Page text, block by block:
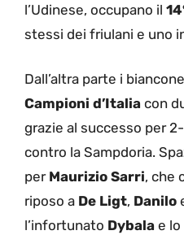
l’Udinese, occupano il
stessi dei friulani e uno
Dall’altra parte i
Campioni d’Italia con
grazie al successo per
contro la Sampdoria.
per Maurizio Sarri, che
riposo a De Ligt, Danilo
l’infortunato Dybala e